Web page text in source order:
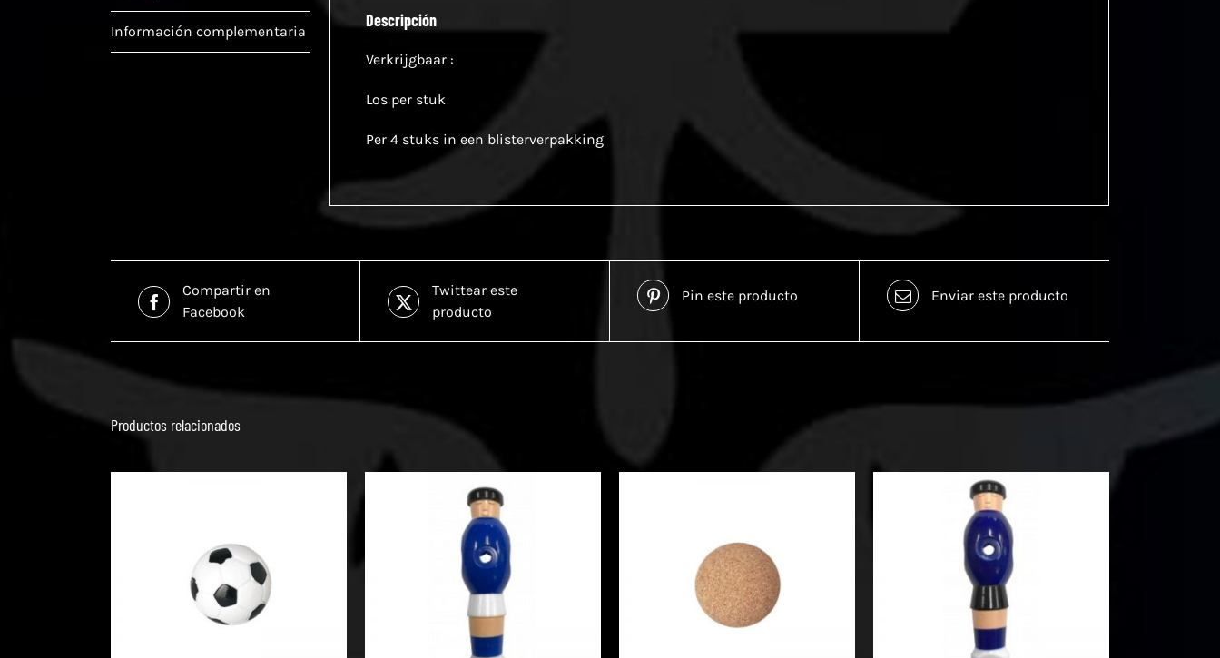
Información complementaria
Descripción
Verkrijgbaar :
Los per stuk
Per 4 stuks in een blisterverpakking
Compartir en
Facebook
Twittear este
producto
Pin este producto Enviar este producto
Productos relacionados